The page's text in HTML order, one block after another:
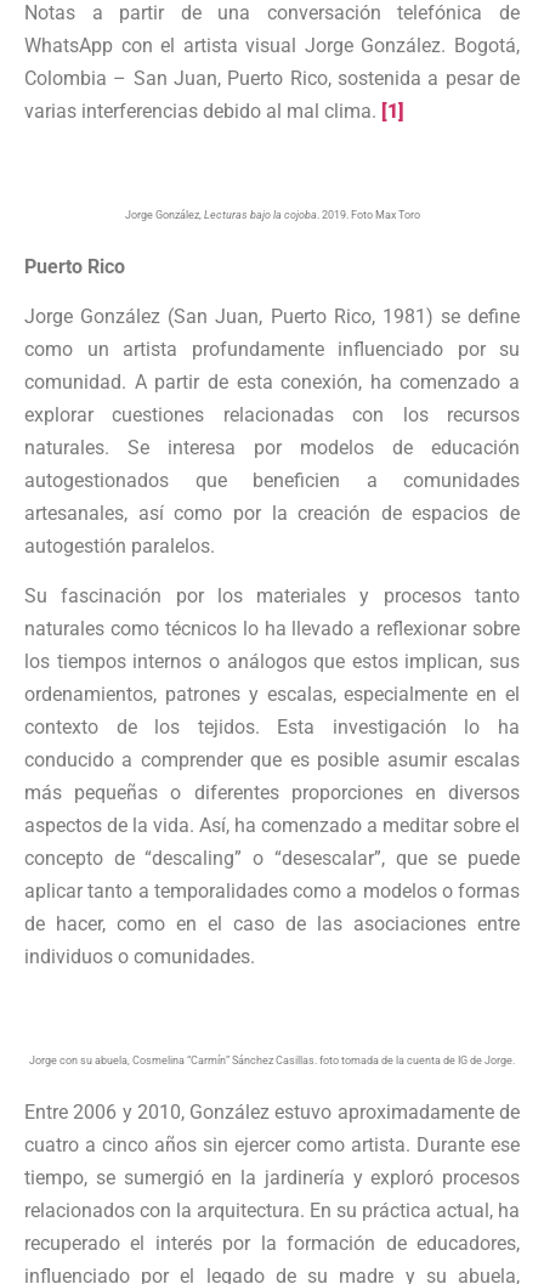
Notas a partir de una conversación telefónica de
WhatsApp con el artista visual Jorge González. Bogotá,
Colombia – San Juan, Puerto Rico, sostenida a pesar de
varias interferencias debido al mal clima. [1]
Jorge González, Lecturas bajo la cojoba . 2019. Foto Max Toro
Puerto Rico
Jorge González (San Juan, Puerto Rico, 1981) se define
como un artista profundamente influenciado por su
comunidad. A partir de esta conexión, ha comenzado a
explorar cuestiones relacionadas con los recursos
naturales. Se interesa por modelos de educación
autogestionados que beneficien a comunidades
artesanales, así como por la creación de espacios de
autogestión paralelos.
Su fascinación por los materiales y procesos tanto
naturales como técnicos lo ha llevado a reflexionar sobre
los tiempos internos o análogos que estos implican, sus
ordenamientos, patrones y escalas, especialmente en el
contexto de los tejidos. Esta investigación lo ha
conducido a comprender que es posible asumir escalas
más pequeñas o diferentes proporciones en diversos
aspectos de la vida. Así, ha comenzado a meditar sobre el
concepto de “descaling” o “desescalar”, que se puede
aplicar tanto a temporalidades como a modelos o formas
de hacer, como en el caso de las asociaciones entre
individuos o comunidades.
Jorge con su abuela, Cosmelina “Carmín” Sánchez Casillas. foto tomada de la cuenta de IG de Jorge.
Entre 2006 y 2010, González estuvo aproximadamente de
cuatro a cinco años sin ejercer como artista. Durante ese
tiempo, se sumergió en la jardinería y exploró procesos
relacionados con la arquitectura. En su práctica actual, ha
recuperado el interés por la formación de educadores,
influenciado por el legado de su madre y su abuela,